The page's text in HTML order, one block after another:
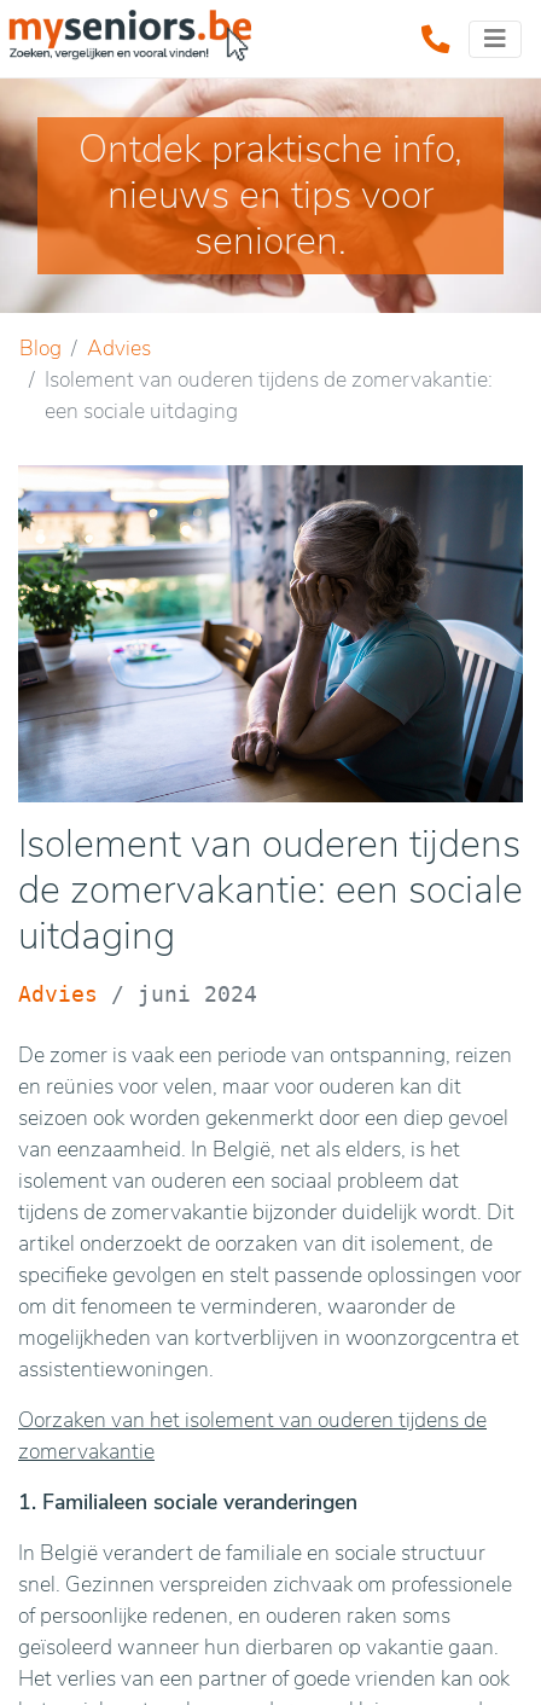
Ontdek praktische info,
nieuws en tips voor
senioren.
Blog
Advies
Isolement van ouderen tijdens de zomervakantie:
een sociale uitdaging
Isolement van ouderen tijdens
de zomervakantie: een sociale
uitdaging
Advies / juni 2024
De zomer is vaak een periode van ontspanning, reizen
en reünies voor velen, maar voor ouderen kan dit
seizoen ook worden gekenmerkt door een diep gevoel
van eenzaamheid. In België, net als elders, is het
isolement van ouderen een sociaal probleem dat
tijdens de zomervakantie bijzonder duidelijk wordt. Dit
artikel onderzoekt de oorzaken van dit isolement, de
specifieke gevolgen en stelt passende oplossingen voor
om dit fenomeen te verminderen, waaronder de
mogelijkheden van kortverblijven in woonzorgcentra et
assistentiewoningen.
Oorzaken van het isolement van ouderen tijdens de
zomervakantie
1. Familialeen sociale veranderingen
In België verandert de familiale en sociale structuur
snel. Gezinnen verspreiden zichvaak om professionele
of persoonlijke redenen, en ouderen raken soms
geïsoleerd wanneer hun dierbaren op vakantie gaan.
Het verlies van een partner of goede vrienden kan ook